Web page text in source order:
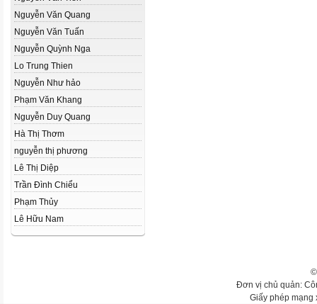
Nguyễn Văn Quang
Nguyễn Văn Tuấn
Nguyễn Quỳnh Nga
Lo Trung Thien
Nguyễn Như hảo
Phạm Văn Khang
Nguyễn Duy Quang
Hà Thị Thơm
nguyễn thị phương
Lê Thị Diệp
Trần Đình Chiểu
Phạm Thủy
Lê Hữu Nam
Đơn vị chủ quản:
Giấy phép mạng